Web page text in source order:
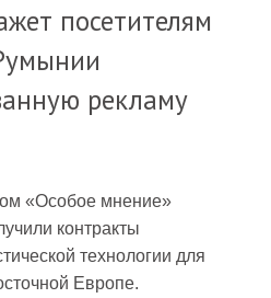
посетителям
рекламу
«Особое мнение»
контракты
технологии для
Европе.